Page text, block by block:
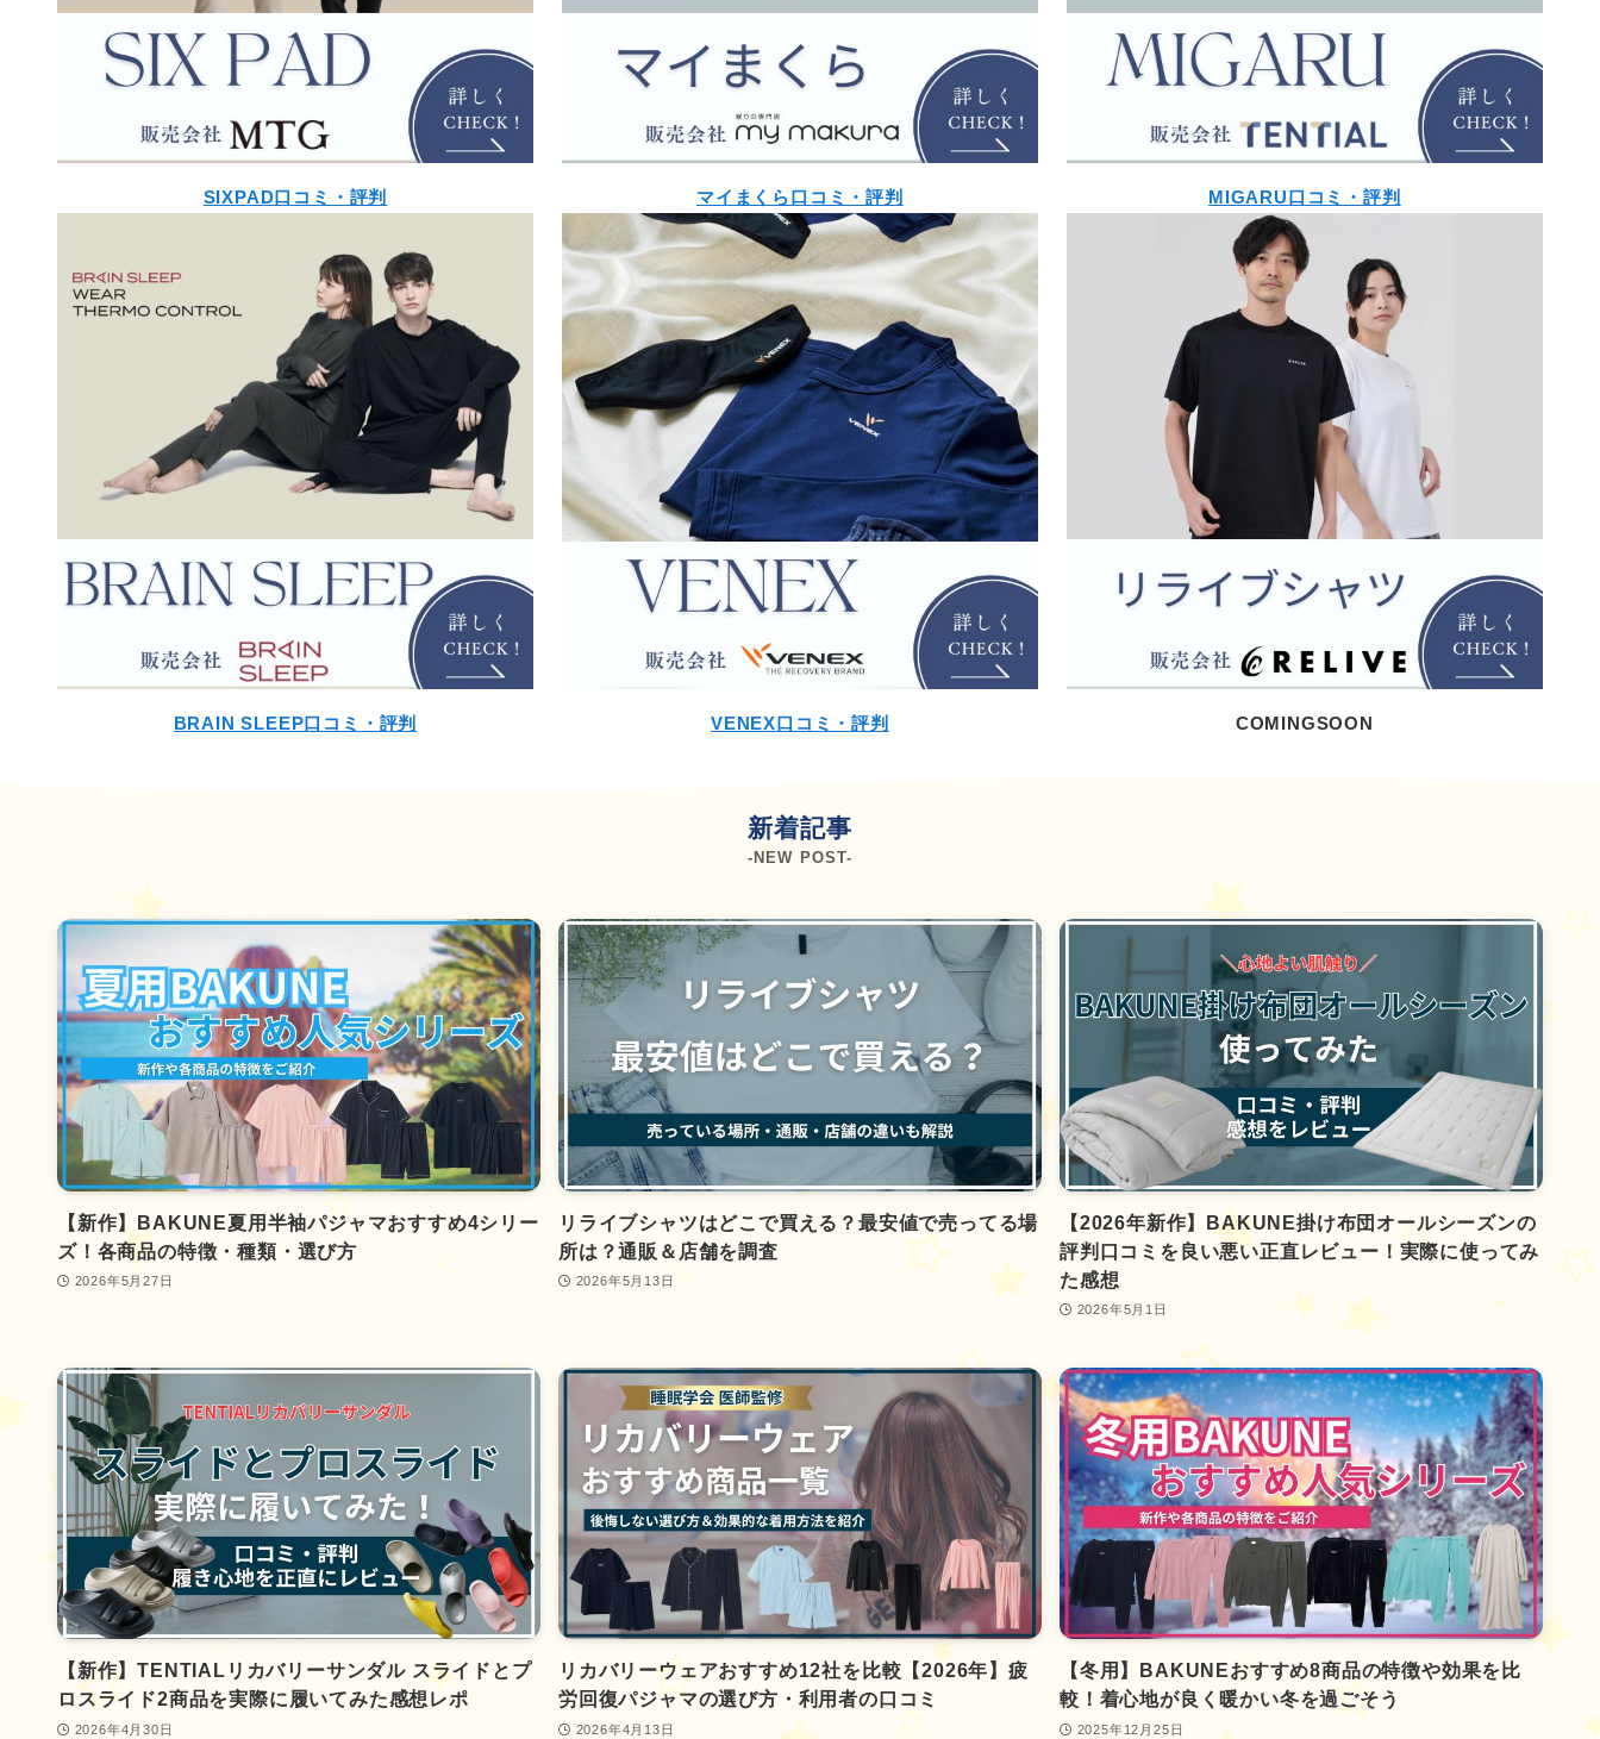
SIXPAD口コミ・評判 マイまくら口コミ・評判 MIGARU口コミ・評判
BRAIN SLEEP口コミ・評判 VENEX口コミ・評判 COMINGSOON
新着記事
-NEW POST-
【新作】BAKUNE夏用半袖パジャマおすすめ4シリー
ズ！各商品の特徴・種類・選び方
2026年5月27日
リライブシャツはどこで買える？最安値で売ってる場
所は？通販＆店舗を調査
2026年5月13日
【2026年新作】BAKUNE掛け布団オールシーズンの
評判口コミを良い悪い正直レビュー！実際に使ってみ
た感想
2026年5月1日
【新作】TENTIALリカバリーサンダル スライドとプ
ロスライド2商品を実際に履いてみた感想レポ
2026年4月30日
リカバリーウェアおすすめ12社を比較【2026年】疲
労回復パジャマの選び方・利用者の口コミ
2026年4月13日
【冬用】BAKUNEおすすめ8商品の特徴や効果を比
較！着心地が良く暖かい冬を過ごそう
2025年12月25日